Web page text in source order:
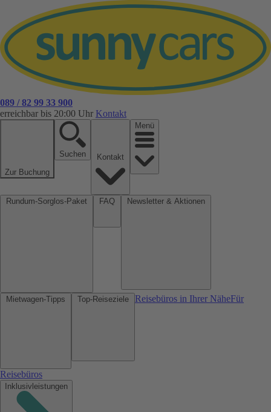
089 / 82 99 33 900
erreichbar bis 20:00 Uhr Kontakt
Zur Buchung
Suchen
Menü
Reisebüros in Ihrer NäheFür
Reisebüros
Inklusivleistungen